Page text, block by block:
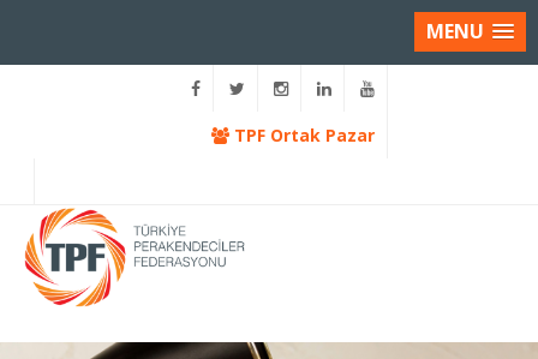
MENU
TPF Ortak Pazar